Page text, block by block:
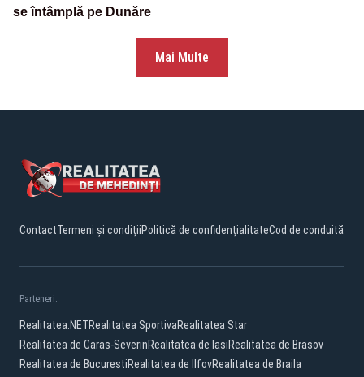
se întâmplă pe Dunăre
Mai Multe
ContactTermeni și condițiiPolitică de confidențialitateCod de conduită
Parteneri:
Realitatea.NETRealitatea SportivaRealitatea Star
Realitatea de Caras-SeverinRealitatea de IasiRealitatea de Brasov
Realitatea de BucurestiRealitatea de IlfovRealitatea de Braila